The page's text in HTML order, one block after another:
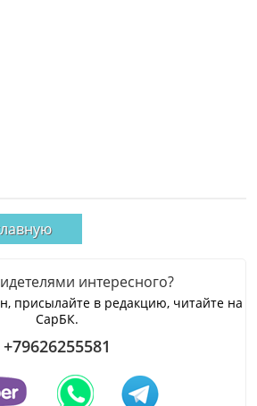
интересного?
присылайте в редакцию, читайте на
СарБК.
+79626255581